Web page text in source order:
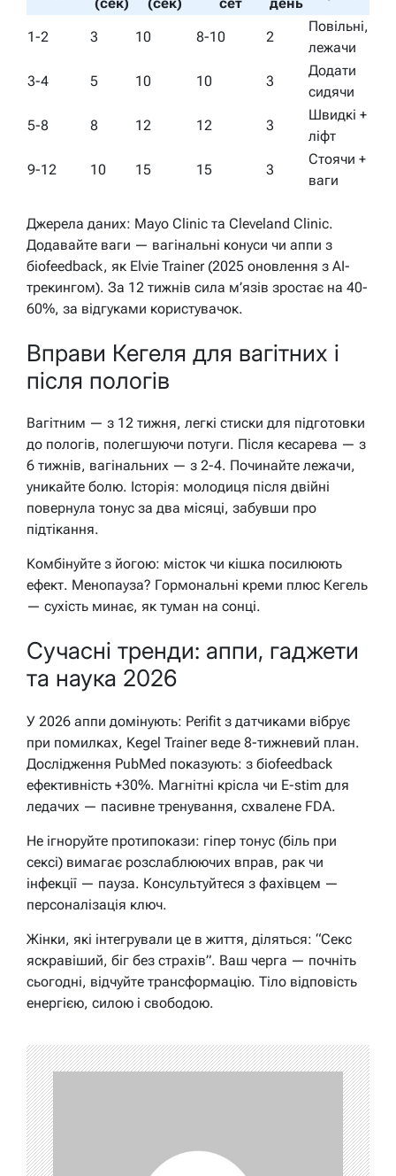
1-2 3 10 8-10 2
Повільні,
лежачи
3-4
5 10 10 3
Додати
сидячи
5-8
8 12 12 3
Швидкі +
ліфт
9-12
10 15 15 3
Стоячи +
ваги
Джерела даних: Mayo Clinic та Cleveland Clinic.
Додавайте ваги — вагінальні конуси чи аппи з
біоfeedback, як Elvie Trainer (2025 оновлення з AI-
трекингом). За 12 тижнів сила м’язів зростає на 40-
60%, за відгуками користувачок.
Вправи Кегеля для вагітних і
після пологів
Вагітним — з 12 тижня, легкі стиски для підготовки
до пологів, полегшуючи потуги. Після кесарева — з
6 тижнів, вагінальних — з 2-4. Починайте лежачи,
уникайте болю. Історія: молодиця після двійні
повернула тонус за два місяці, забувши про
підтікання.
Комбінуйте з йогою: місток чи кішка посилюють
ефект. Менопауза? Гормональні креми плюс Кегель
— сухість минає, як туман на сонці.
Сучасні тренди: аппи, гаджети
та наука 2026
У 2026 аппи домінують: Perifit з датчиками вібрує
при помилках, Kegel Trainer веде 8-тижневий план.
Дослідження PubMed показують: з біоfeedback
ефективність +30%. Магнітні крісла чи E-stim для
ледачих — пасивне тренування, схвалене FDA.
Не ігноруйте протипокази: гіпер тонус (біль при
сексі) вимагає розслаблюючих вправ, рак чи
інфекції — пауза. Консультуйтеся з фахівцем —
персоналізація ключ.
Жінки, які інтегрували це в життя, діляться: “Секс
яскравіший, біг без страхів”. Ваш черга — почніть
сьогодні, відчуйте трансформацію. Тіло відповість
енергією, силою і свободою.